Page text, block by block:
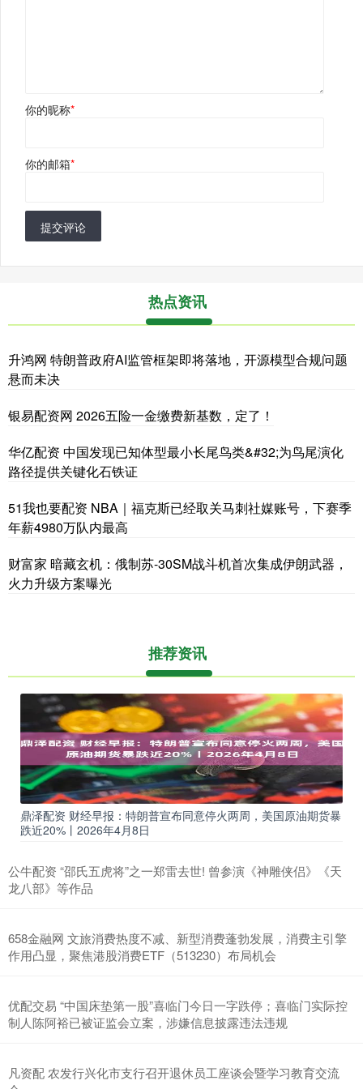
你的昵称*
你的邮箱*
提交评论
热点资讯
升鸿网 特朗普政府AI监管框架即将落地，开源模型合规问题
悬而未决
银易配资网 2026五险一金缴费新基数，定了！
华亿配资 中国发现已知体型最小长尾鸟类&#32;为鸟尾演化
路径提供关键化石铁证
51我也要配资 NBA｜福克斯已经取关马刺社媒账号，下赛季
年薪4980万队内最高
财富家 暗藏玄机：俄制苏-30SM战斗机首次集成伊朗武器，
火力升级方案曝光
推荐资讯
鼎泽配资 财经早报：特朗普宣布同意停火两周，美国原油期货暴
跌近20%丨2026年4月8日
公牛配资 “邵氏五虎将”之一郑雷去世! 曾参演《神雕侠侣》《天
龙八部》等作品
658金融网 文旅消费热度不减、新型消费蓬勃发展，消费主引擎
作用凸显，聚焦港股消费ETF（513230）布局机会
优配交易 “中国床垫第一股”喜临门今日一字跌停；喜临门实际控
制人陈阿裕已被证监会立案，涉嫌信息披露违法违规
凡资配 农发行兴化市支行召开退休员工座谈会暨学习教育交流